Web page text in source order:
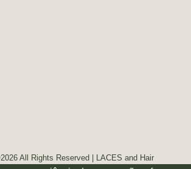
All Rights Reserved | LACES and Hair